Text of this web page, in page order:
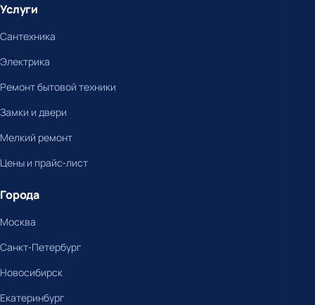
Услуги
Сантехника
Электрика
Ремонт бытовой техники
Замки и двери
Мелкий ремонт
Цены и прайс-лист
Города
Москва
Санкт-Петербург
Новосибирск
Екатеринбург